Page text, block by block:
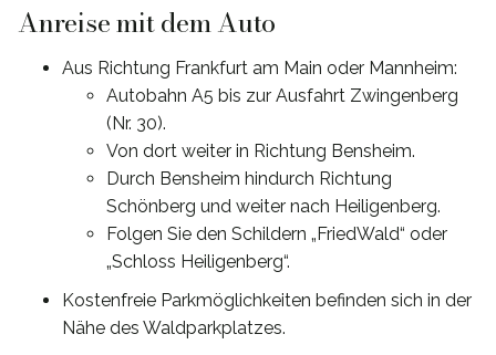
Anreise mit dem Auto
Aus Richtung Frankfurt am Main oder Mannheim:
Autobahn A5 bis zur Ausfahrt Zwingenberg
(Nr. 30).
Von dort weiter in Richtung Bensheim.
Durch Bensheim hindurch Richtung
Schönberg und weiter nach Heiligenberg.
Folgen Sie den Schildern „FriedWald“ oder
„Schloss Heiligenberg“.
Kostenfreie Parkmöglichkeiten befinden sich in der
Nähe des Waldparkplatzes.